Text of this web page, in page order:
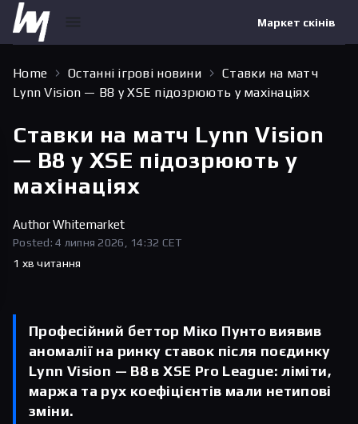
Маркет скінів
Home Останні ігрові новини
Ставки на матч
Lynn Vision — B8 у XSE підозрюють у махінаціях
Ставки на матч Lynn Vision
— B8 у XSE підозрюють у
махінаціях
AuthorWhitemarket
Posted: 4 липня 2026, 14:32 CET
1 хв читання
Професійний беттор Міко Пунто виявив
аномалії на ринку ставок після поєдинку
Lynn Vision — B8 в XSE Pro League: ліміти,
маржа та рух коефіцієнтів мали нетипові
зміни.